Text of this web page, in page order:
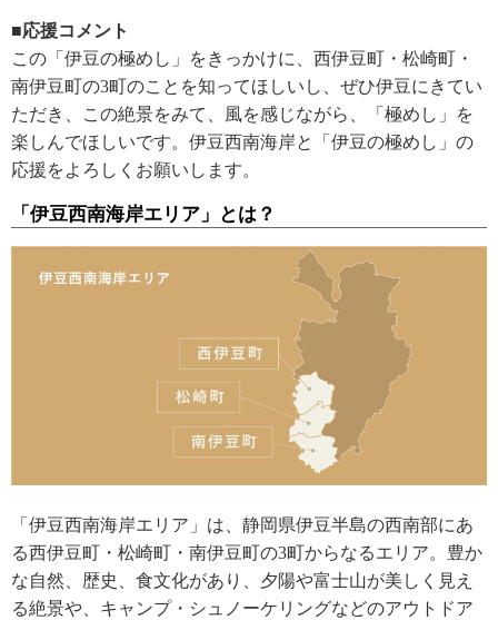
■応援コメント
この「伊豆の極めし」をきっかけに、西伊豆町・松崎町・
南伊豆町の3町のことを知ってほしいし、ぜひ伊豆にきてい
ただき、この絶景をみて、風を感じながら、「極めし」を
楽しんでほしいです。伊豆西南海岸と「伊豆の極めし」の
応援をよろしくお願いします。
「伊豆西南海岸エリア」とは？
「伊豆西南海岸エリア」は、静岡県伊豆半島の西南部にあ
る西伊豆町・松崎町・南伊豆町の3町からなるエリア。豊か
な自然、歴史、食文化があり、夕陽や富士山が美しく見え
る絶景や、キャンプ・シュノーケリングなどのアウトドア